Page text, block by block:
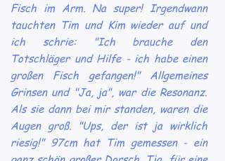
Fisch im Arm. Na super! Irgendwann
tauchten Tim und Kim wieder auf und
ich schrie: "Ich brauche den
Totschläger und Hilfe - ich habe einen
großen Fisch gefangen!" Allgemeines
Grinsen und "Ja, ja", war die Resonanz.
Als sie dann bei mir standen, waren die
Augen groß. "Ups, der ist ja wirklich
riesig!" 97cm hat Tim gemessen - ein